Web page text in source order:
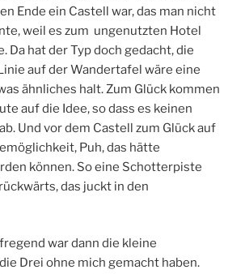
Ende ein Castell war, das man nicht
weil es zum ungenutzten Hotel
Da hat der Typ doch gedacht, die
auf der Wandertafel wäre eine
ähnliches halt. Zum Glück kommen
auf die Idee, so dass es keinen
Und vor dem Castell zum Glück auf
Puh, das hätte
können. So eine Schotterpiste
das juckt in den
war dann die kleine
Drei ohne mich gemacht haben.